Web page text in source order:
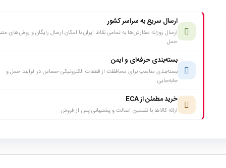
ارسال سریع به سراسر کشور
ارسال روزانه سفارش‌ها به تمامی نقاط ایران با امکان ارسال رایگان و روش‌های
حمل
بسته‌بندی حرفه‌ای و ایمن
بسته‌بندی مناسب برای محافظت از قطعات الکترونیکی حساس در فرآیند حمل و
جابه‌جایی
خرید مطمئن از ECA
ارائه کالاها با تضمین اصالت و پشتیبانی پس از فروش